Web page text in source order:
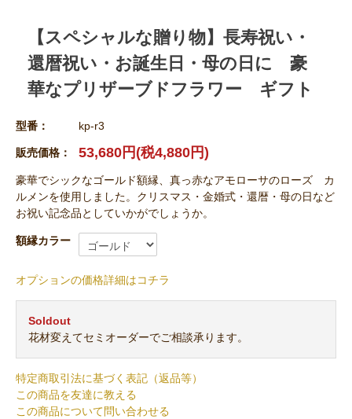
【スペシャルな贈り物】長寿祝い・
還暦祝い・お誕生日・母の日に 豪
華なプリザーブドフラワー ギフト
型番： kp-r3
販売価格： 53,680円(税4,880円)
豪華でシックなゴールド額縁、真っ赤なアモローサのローズ カ
ルメンを使用しました。クリスマス・金婚式・還暦・母の日など
お祝い記念品としていかがでしょうか。
額縁カラー
オプションの価格詳細はコチラ
Soldout
花材変えてセミオーダーでご相談承ります。
特定商取引法に基づく表記（返品等）
この商品を友達に教える
この商品について問い合わせる